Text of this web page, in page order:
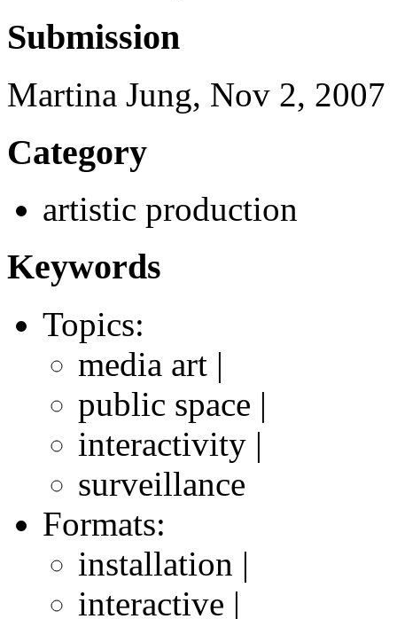
Submission
Martina Jung, Nov 2, 2007
Category
artistic production
Keywords
Topics:
media art |
public space |
interactivity |
surveillance
Formats:
installation |
interactive |